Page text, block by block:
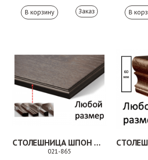
Заказ
СТОЛЕШНИЦА ШПОН ФИГУРНАЯ КРОМКА
021-865